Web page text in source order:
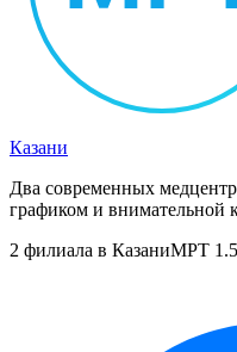
Казани
Два современных
графиком и внимательной
2 филиала в КазаниМРТ